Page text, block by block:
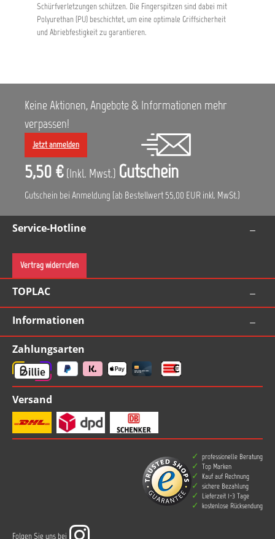
Schürfverletzungen schützen. Die Fingerspitzen sind dabei mit
Polyurethan (PU) beschichtet, um eine optimale Griffsicherheit
und Abriebfestigkeit zu garantieren.
Keine Aktionen, Angebote & Informationen mehr
verpassen!
Jetzt anmelden
5,50 € (Inkl. Mwst.) Gutschein
Gutschein bei Anmeldung (ab Bestellwert 55,00 EUR inkl. MwSt.)
Service-Hotline
Vertrag widerrufen
TOPLAC
Informationen
Zahlungsarten
Versand
professionelle Beratung
Top Marken
Kauf auf Rechnung
sichere Bezahlung
Lieferzeit 1-3 Tage
kostenlose Rücksendung
Folgen Sie uns bei